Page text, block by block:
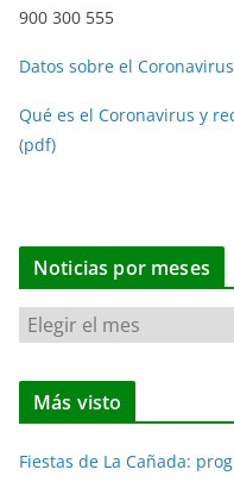
900 300 555
Datos sobre el Coronavirus
Qué es el Coronavirus y
(pdf)
Noticias por meses
N
o
t
i
Más visto
Fiestas de La Cañada: